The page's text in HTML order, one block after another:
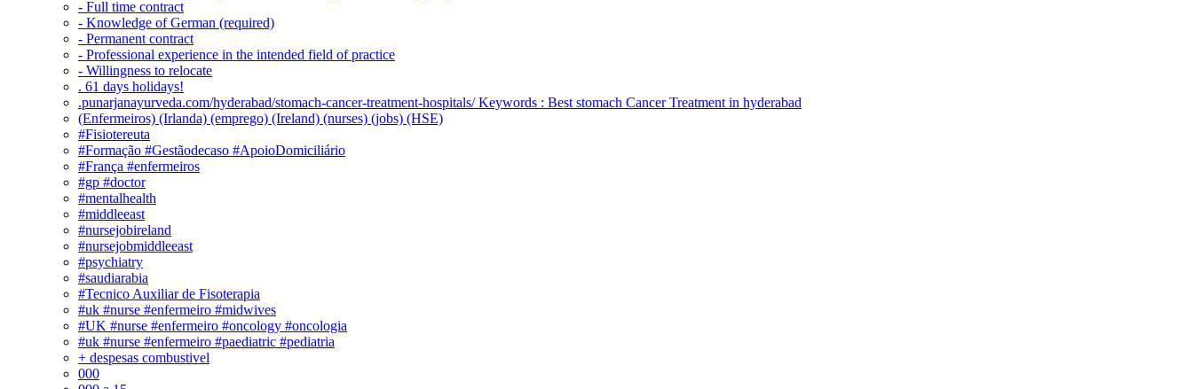
- Full time contract
- Knowledge of German (required)
- Permanent contract
- Professional experience in the intended field of practice
- Willingness to relocate
. 61 days holidays!
.punarjanayurveda.com/hyderabad/stomach-cancer-treatment-hospitals/ Keywords : Best stomach Cancer Treatment in hyderabad
(Enfermeiros) (Irlanda) (emprego) (Ireland) (nurses) (jobs) (HSE)
#Fisiotereuta
#Formação #Gestãodecaso #ApoioDomiciliário
#França #enfermeiros
#gp #doctor
#mentalhealth
#middleeast
#nursejobireland
#nursejobmiddleeast
#psychiatry
#saudiarabia
#Tecnico Auxiliar de Fisoterapia
#uk #nurse #enfermeiro #midwives
#UK #nurse #enfermeiro #oncology #oncologia
#uk #nurse #enfermeiro #paediatric #pediatria
+ despesas combustivel
000